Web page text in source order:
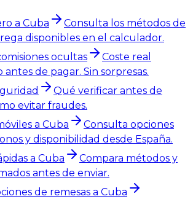
a Cuba
Consulta los métodos de
disponibles en el calculador.
ocultas
Coste real
antes de pagar. Sin sorpresas.
Qué verificar antes de
evitar fraudes.
a Cuba
Consulta opciones
y disponibilidad desde España.
a Cuba
Compara métodos y
antes de enviar.
de remesas a Cuba